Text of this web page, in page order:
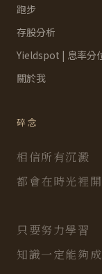
跑步
存股分析
Yieldspot | 息率分
關於我
碎念
相信所有沉澱
都會在時光裡
只要努力學習
知識一定能夠